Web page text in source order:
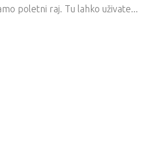
poletni raj. Tu lahko uživate...